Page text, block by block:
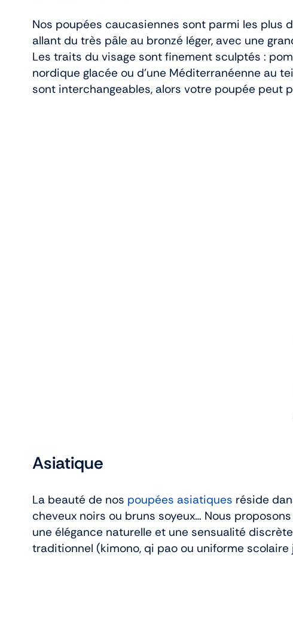
Nos poupées caucasiennes sont parmi les plus
allant du très pâle au bronzé léger, avec une
Les traits du visage sont finement sculptés :
nordique glacée ou d’une Méditerranéenne au
sont interchangeables, alors votre poupée peut
Asiatique
La beauté de nos poupées asiatiques réside
cheveux noirs ou bruns soyeux… Nous
une élégance naturelle et une sensualité
traditionnel (kimono, qi pao ou uniforme